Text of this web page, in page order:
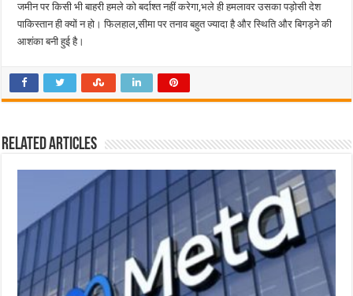
जमीन पर किसी भी बाहरी हमले को बर्दाश्त नहीं करेगा,भले ही हमलावर उसका पड़ोसी देश
पाकिस्तान ही क्यों न हो। फिलहाल,सीमा पर तनाव बहुत ज्यादा है और स्थिति और बिगड़ने की
आशंका बनी हुई है।
Related Articles